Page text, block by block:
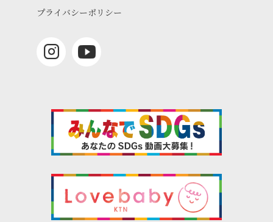
プライバシーポリシー